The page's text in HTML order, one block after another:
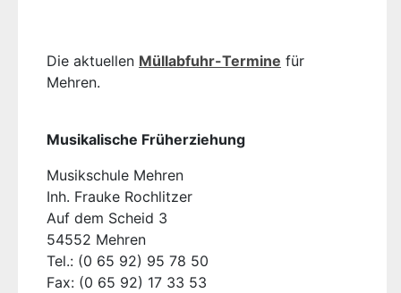
Die aktuellen Müllabfuhr-Termine für
Mehren.
Musikalische Früherziehung
Musikschule Mehren
Inh. Frauke Rochlitzer
Auf dem Scheid 3
54552 Mehren
Tel.: (0 65 92) 95 78 50
Fax: (0 65 92) 17 33 53